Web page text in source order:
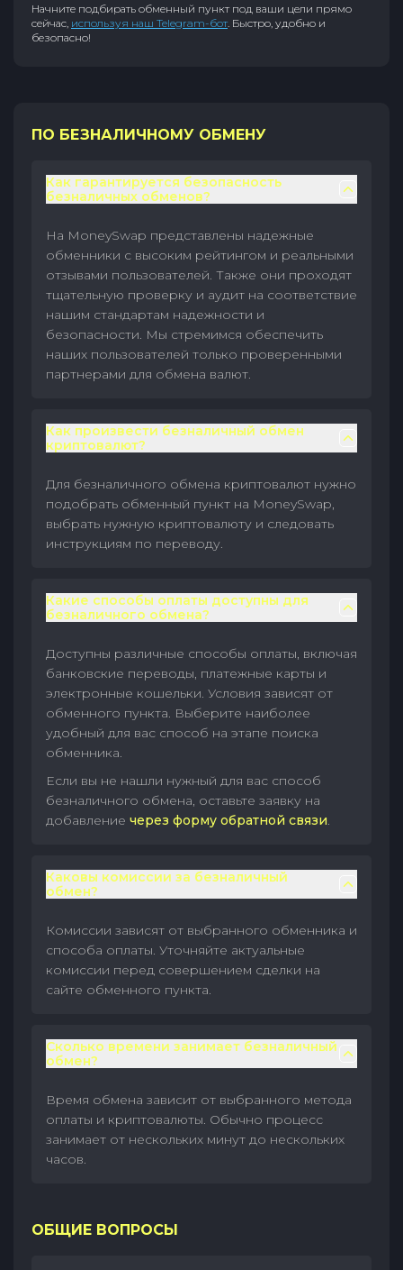
Начните подбирать обменный пункт под ваши цели прямо
сейчас, используя наш Telegram-бот. Быстро, удобно и
безопасно!
ПО БЕЗНАЛИЧНОМУ ОБМЕНУ
Как гарантируется безопасность
безналичных обменов?
На MoneySwap представлены надежные
обменники с высоким рейтингом и реальными
отзывами пользователей. Также они проходят
тщательную проверку и аудит на соответствие
нашим стандартам надежности и
безопасности. Мы стремимся обеспечить
наших пользователей только проверенными
партнерами для обмена валют.
Как произвести безналичный обмен
криптовалют?
Для безналичного обмена криптовалют нужно
подобрать обменный пункт на MoneySwap,
выбрать нужную криптовалюту и следовать
инструкциям по переводу.
Какие способы оплаты доступны для
безналичного обмена?
Доступны различные способы оплаты, включая
банковские переводы, платежные карты и
электронные кошельки. Условия зависят от
обменного пункта. Выберите наиболее
удобный для вас способ на этапе поиска
обменника.
Если вы не нашли нужный для вас способ
безналичного обмена, оставьте заявку на
добавление через форму обратной связи.
Каковы комиссии за безналичный
обмен?
Комиссии зависят от выбранного обменника и
способа оплаты. Уточняйте актуальные
комиссии перед совершением сделки на
сайте обменного пункта.
Сколько времени занимает безналичный
обмен?
Время обмена зависит от выбранного метода
оплаты и криптовалюты. Обычно процесс
занимает от нескольких минут до нескольких
часов.
ОБЩИЕ ВОПРОСЫ